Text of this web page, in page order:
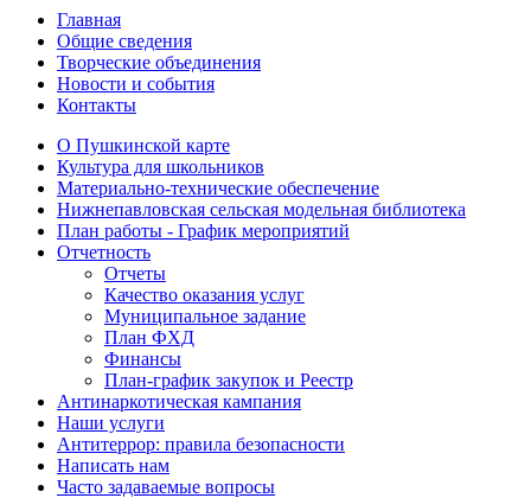
Главная
Общие сведения
Творческие объединения
Новости и события
Контакты
О Пушкинской карте
Культура для школьников
Материально-технические обеспечение
Нижнепавловская сельская модельная библиотека
План работы - График мероприятий
Отчетность
Отчеты
Качество оказания услуг
Муниципальное задание
План ФХД
Финансы
План-график закупок и Реестр
Антинаркотическая кампания
Наши услуги
Антитеррор: правила безопасности
Написать нам
Часто задаваемые вопросы